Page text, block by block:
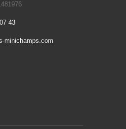
43
minichamps.com